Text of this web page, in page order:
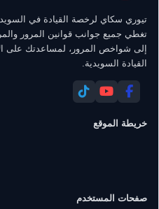
تيوري سكاي لرخصة القيادة في
تغطي جميع جوانب قوانين المرور
إلى شواخص المرور، لمساعدتك على
القيادة السويدية.
خريطة الموقع
صفحات المستخدم